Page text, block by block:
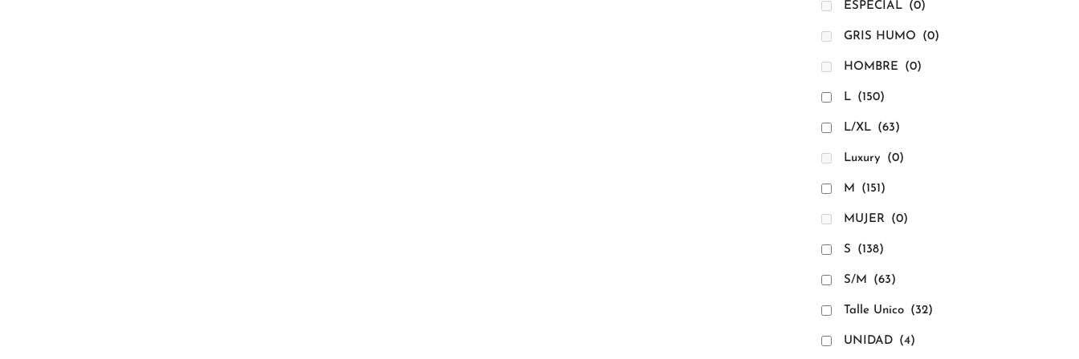
ESPECIAL (0)
GRIS HUMO (0)
HOMBRE (0)
L (150)
L/XL (63)
Luxury (0)
M (151)
MUJER (0)
S (138)
S/M (63)
Talle Unico (32)
UNIDAD (4)